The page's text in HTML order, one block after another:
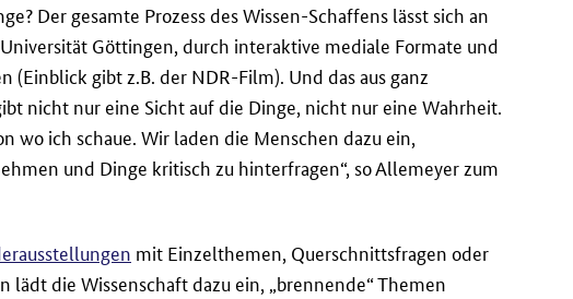
Der gesamte Prozess des Wissen-Schaffens lässt sich an
Göttingen, durch interaktive mediale Formate und
gibt z.B. der NDR-Film). Und das aus ganz
nicht nur eine Sicht auf die Dinge, nicht nur eine Wahrheit.
wo ich schaue. Wir laden die Menschen dazu ein,
und Dinge kritisch zu hinterfragen“, so Allemeyer zum
mit Einzelthemen, Querschnittsfragen oder
lädt die Wissenschaft dazu ein, „brennende“ Themen